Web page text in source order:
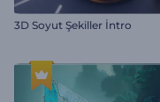
3D Soyut Şekiller İntro